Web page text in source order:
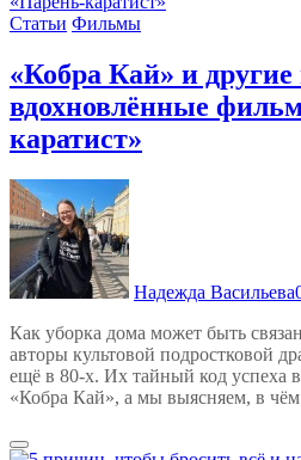
Статьи Фильмы
«Кобра Кай» и
вдохновлённые
каратист»
Надежда Васильева
Как уборка дома может быть
авторы культовой подростковой
ещё в 80-х. Их тайный код успеха
«Кобра Кай», а мы выясняем, в чём